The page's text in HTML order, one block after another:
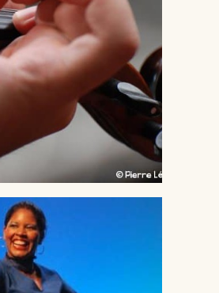
CHAMBAUD